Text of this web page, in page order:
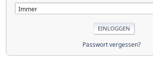
Passwort vergessen?